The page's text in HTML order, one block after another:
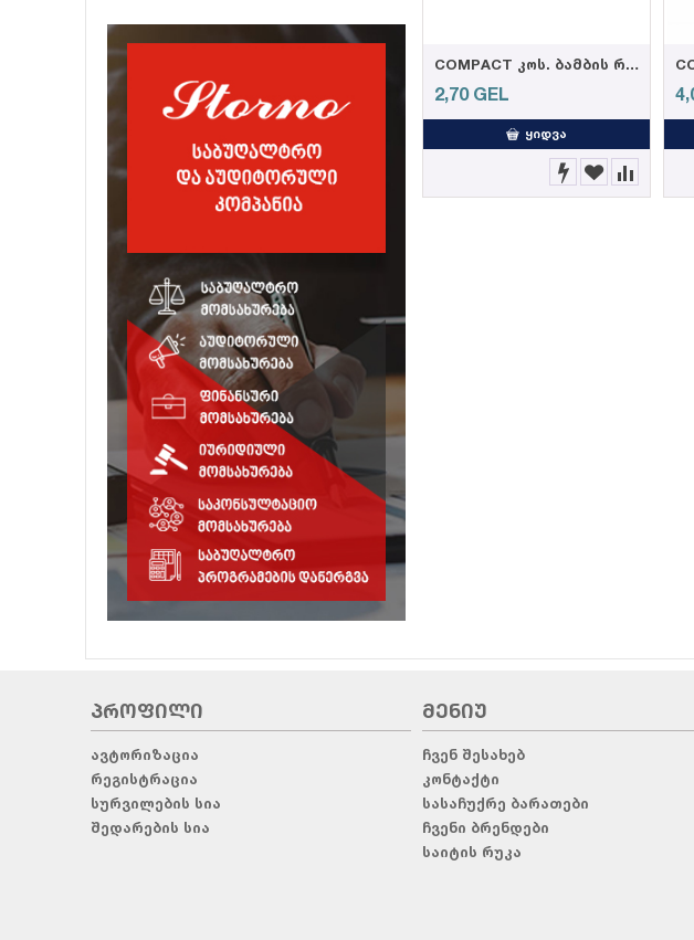
COMPACT კოს. ბამბის რგოლი NEW 40ც
2,70 GEL
ᲧᲘᲓᲕᲐ
ᲞᲠᲝᲤᲘᲚᲘ
ავტორიზაცია
რეგისტრაცია
სურვილების სია
შედარების სია
ᲛᲔᲜᲘᲣ
ჩვენ შესახებ
კონტაქტი
სასაჩუქრე ბარათები
ჩვენი ბრენდები
საიტის რუკა